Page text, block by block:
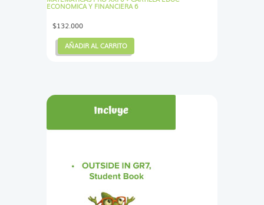
ECONOMICA Y FINANCIERA 6
$132.000
AÑADIR AL CARRITO